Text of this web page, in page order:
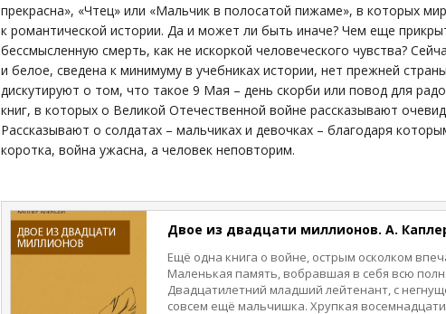
прекрасна», «Чтец» или «Мальчик в полосатой пижаме», в которых
к романтической истории. Да и может ли быть иначе? Чем еще
бессмысленную смерть, как не искоркой человеческого чувства?
и белое, сведена к минимуму в учебниках истории, нет прежней
дискутируют о том, что такое 9 Мая – день скорби или повод для
книг, в которых о Великой Отечественной войне рассказывают
Рассказывают о солдатах – мальчиках и девочках – благодаря
коротка, война ужасна, а человек неповторим.
Двое из двадцати миллионов. А.
Ещё одна книга о войне, острым осколком
Маленькая память, вобравшая в себя всю
Двадцатилетний младший лейтенант, с
совсем ещё мальчишка. Хрупкая